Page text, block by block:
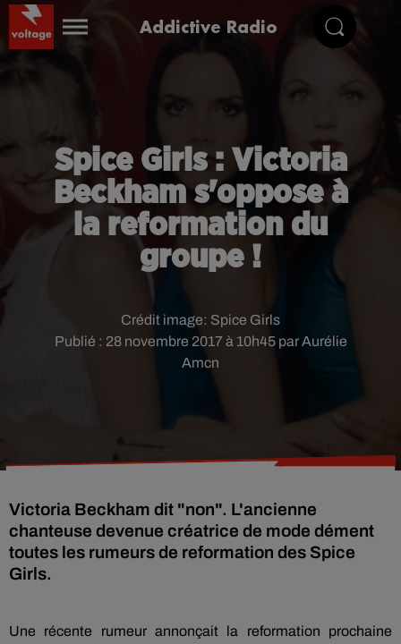
Addictive Radio
Spice Girls : Victoria
Beckham s'oppose à
la reformation du
groupe !
Publié : 28 novembre 2017 à 10h45 par Aurélie
Amcn
Crédit image: Spice Girls
Victoria Beckham dit "non". L'ancienne
chanteuse devenue créatrice de mode dément
toutes les rumeurs de reformation des Spice
Girls.
Une récente rumeur annonçait la reformation prochaine